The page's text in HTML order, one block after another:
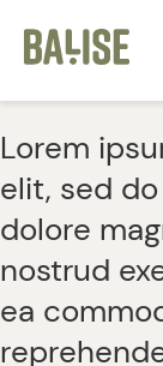
Lorem
elit, sed
dolore
nostrud
ea